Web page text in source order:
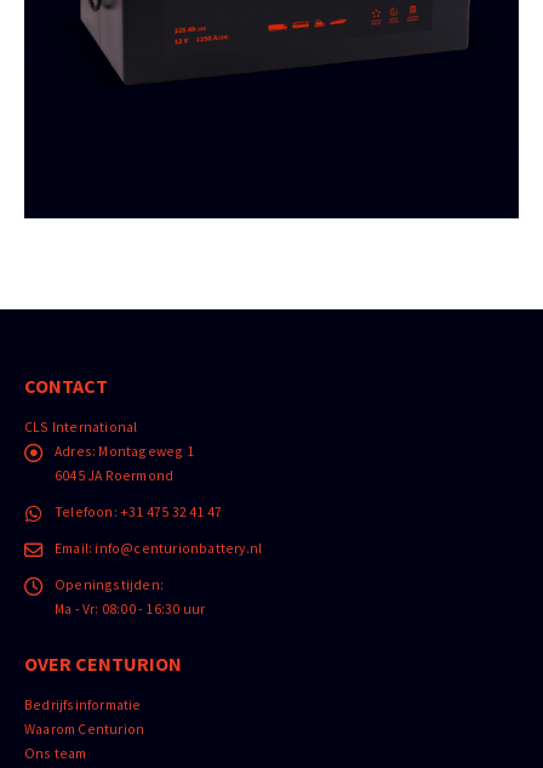
CONTACT
CLS International
Adres: Montageweg 1
6045 JA Roermond
Telefoon: +31 475 32 41 47
Email: info@centurionbattery.nl
Openingstijden:
Ma - Vr: 08:00 - 16:30 uur
OVER CENTURION
Bedrijfsinformatie
Waarom Centurion
Ons team